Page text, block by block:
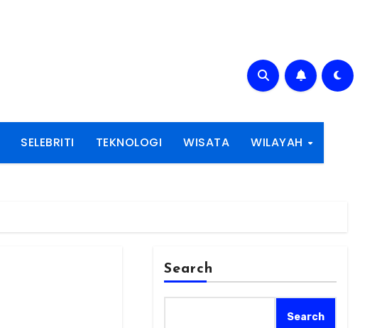
SELEBRITI TEKNOLOGI WISATA WILAYAH
Search
Search